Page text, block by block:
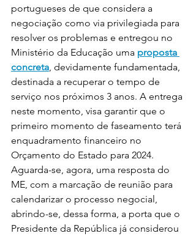
portugueses de que considera a
negociação como via privilegiada para
resolver os problemas e entregou no
Ministério da Educação uma proposta
concreta, devidamente fundamentada,
destinada a recuperar o tempo de
serviço nos próximos 3 anos. A entrega
neste momento, visa garantir que o
primeiro momento de faseamento terá
enquadramento financeiro no
Orçamento do Estado para 2024.
Aguarda-se, agora, uma resposta do
ME, com a marcação de reunião para
calendarizar o processo negocial,
abrindo-se, dessa forma, a porta que o
Presidente da República já considerou